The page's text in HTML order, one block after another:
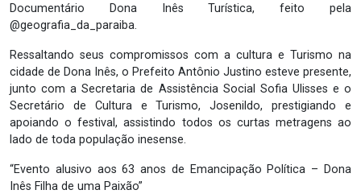
Documentário Dona Inês Turística, feito pela
@geografia_da_paraiba.
Ressaltando seus compromissos com a cultura e Turismo na
cidade de Dona Inês, o Prefeito Antônio Justino esteve presente,
junto com a Secretaria de Assistência Social Sofia Ulisses e o
Secretário de Cultura e Turismo, Josenildo, prestigiando e
apoiando o festival, assistindo todos os curtas metragens ao
lado de toda população inesense.
“Evento alusivo aos 63 anos de Emancipação Política – Dona
Inês Filha de uma Paixão”